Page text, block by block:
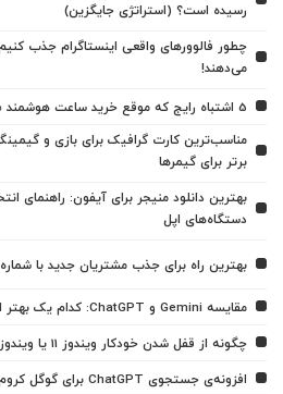
رسیده است؟ (استراتژی جایگزین)
چطور فالوورهای واقعی اینستاگرام جذب
می‌دهند!
5 اشتباه رایج که موقع خرید ساعت هوشمند طرح اپل واچ نباید انجام بدید!
برتر برای گیمرها
بهترین دانلود منیجر برای آیفون: راهنمای
دستگاه‌های اپل
بهترین راه برای جذب مشتریان جدید با
مقایسه Gemini و ChatGPT: کدام یک بهتر است؟
چگونه از قفل شدن خودکار ویندوز 11 یا ویندوز 10 جلوگیری کنیم؟
افزونه‌ی جستجوی ChatGPT برای گوگل کروم معرفی شد